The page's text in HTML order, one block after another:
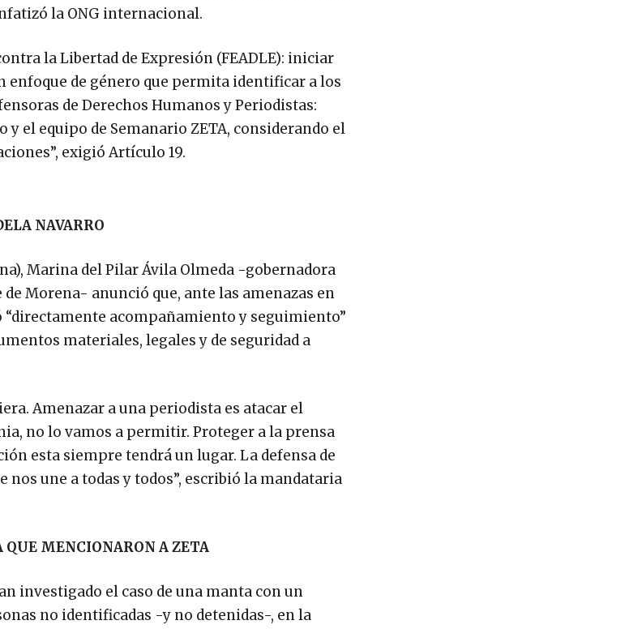
la ONG internacional.
la Libertad de Expresión (FEADLE): iniciar
de género que permita identificar a los
de Derechos Humanos y Periodistas:
el equipo de Semanario ZETA, considerando el
exigió Artículo 19.
NAVARRO
Marina del Pilar Ávila Olmeda -gobernadora
Morena- anunció que, ante las amenazas en
acompañamiento y seguimiento”
materiales, legales y de seguridad a
Amenazar a una periodista es atacar el
no lo vamos a permitir. Proteger a la prensa
esta siempre tendrá un lugar. La defensa de
nos une a todas y todos”, escribió la mandataria
MENCIONARON A ZETA
investigado el caso de una manta con un
no identificadas -y no detenidas-, en la